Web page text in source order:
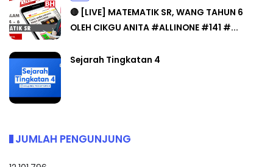
🔴 [LIVE] MATEMATIK SR, WANG TAHUN 6
OLEH CIKGU ANITA #ALLINONE #141 #...
Sejarah Tingkatan 4
JUMLAH PENGUNJUNG